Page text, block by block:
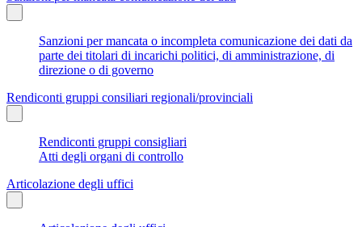
Sanzioni per mancata o incompleta comunicazione dei dati da
parte dei titolari di incarichi politici, di amministrazione, di
direzione o di governo
Rendiconti gruppi consiliari regionali/provinciali
Rendiconti gruppi consigliari
Atti degli organi di controllo
Articolazione degli uffici